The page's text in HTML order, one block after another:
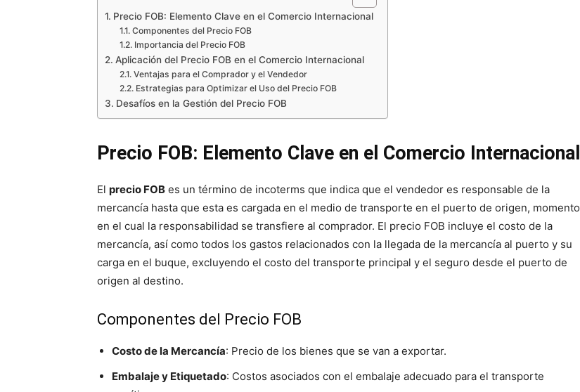
Precio FOB: Elemento Clave en el Comercio Internacional
Componentes del Precio FOB
Importancia del Precio FOB
Aplicación del Precio FOB en el Comercio Internacional
Ventajas para el Comprador y el Vendedor
Estrategias para Optimizar el Uso del Precio FOB
Desafíos en la Gestión del Precio FOB
Precio FOB: Elemento Clave en el Comercio Internacional
El precio FOB es un término de incoterms que indica que el vendedor es responsable de la
mercancía hasta que esta es cargada en el medio de transporte en el puerto de origen, momento
en el cual la responsabilidad se transfiere al comprador. El precio FOB incluye el costo de la
mercancía, así como todos los gastos relacionados con la llegada de la mercancía al puerto y su
carga en el buque, excluyendo el costo del transporte principal y el seguro desde el puerto de
origen al destino.
Componentes del Precio FOB
Costo de la Mercancía: Precio de los bienes que se van a exportar.
Embalaje y Etiquetado: Costos asociados con el embalaje adecuado para el transporte